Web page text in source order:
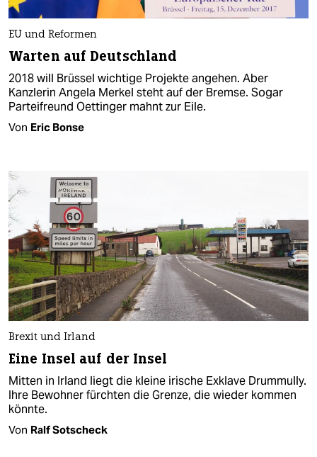
EU und Reformen
Warten auf Deutschland
2018 will Brüssel wichtige Projekte angehen. Aber
Kanzlerin Angela Merkel steht auf der Bremse. Sogar
Parteifreund Oettinger mahnt zur Eile.
Von Eric Bonse
Brexit und Irland
Eine Insel auf der Insel
Mitten in Irland liegt die kleine irische Exklave Drummully.
Ihre Bewohner fürchten die Grenze, die wieder kommen
könnte.
Von Ralf Sotscheck